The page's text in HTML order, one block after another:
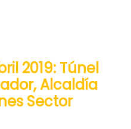
2019: Túnel
Alcaldía
Sector